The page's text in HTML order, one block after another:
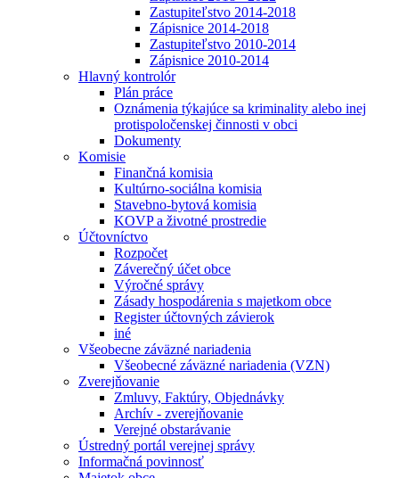
Zastupiteľstvo 2014-2018
Zápisnice 2014-2018
Zastupiteľstvo 2010-2014
Zápisnice 2010-2014
Hlavný kontrolór
Plán práce
Oznámenia týkajúce sa kriminality alebo inej
protispoločenskej činnosti v obci
Dokumenty
Komisie
Finančná komisia
Kultúrno-sociálna komisia
Stavebno-bytová komisia
KOVP a životné prostredie
Účtovníctvo
Rozpočet
Záverečný účet obce
Výročné správy
Zásady hospodárenia s majetkom obce
Register účtovných závierok
iné
Všeobecne záväzné nariadenia
Všeobecné záväzné nariadenia (VZN)
Zverejňovanie
Zmluvy, Faktúry, Objednávky
Archív - zverejňovanie
Verejné obstarávanie
Ústredný portál verejnej správy
Informačná povinnosť